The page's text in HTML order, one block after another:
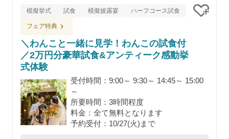
模擬挙式 試食 模擬披露宴 ハーフコース試食
フェア特典
＼わんこと一緒に見学！わんこの試食付
／2万円分豪華試食&アンティーク感動挙
式体験
受付時間：9:00～ 9:30～ 14:45～ 15:00
～
所要時間：3時間程度
料金：全て無料となります
予約受付：10/27(火)まで